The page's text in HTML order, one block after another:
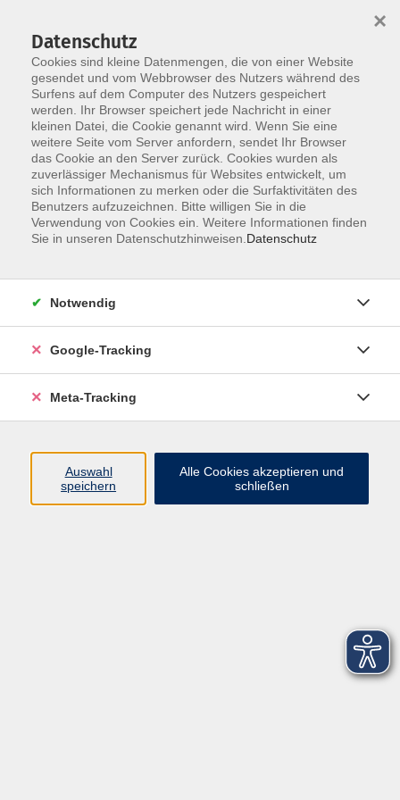
Skip to main content
Der Kurs konnte nicht gefunden werden.
Über uns
Datenschutz
Cookies sind kleine Datenmengen, die von einer Website
gesendet und vom Webbrowser des Nutzers während des
Surfens auf dem Computer des Nutzers gespeichert
werden. Ihr Browser speichert jede Nachricht in einer
kleinen Datei, die Cookie genannt wird. Wenn Sie eine
weitere Seite vom Server anfordern, sendet Ihr Browser
das Cookie an den Server zurück. Cookies wurden als
zuverlässiger Mechanismus für Websites entwickelt, um
sich Informationen zu merken oder die Surfaktivitäten des
Benutzers aufzuzeichnen. Bitte willigen Sie in die
Verwendung von Cookies ein. Weitere Informationen finden
Sie in unseren Datenschutzhinweisen. Datenschutz
×
Notwendig
Google-Tracking
Meta-Tracking
Auswahl
speichern
Alle Cookies akzeptieren und
schließen